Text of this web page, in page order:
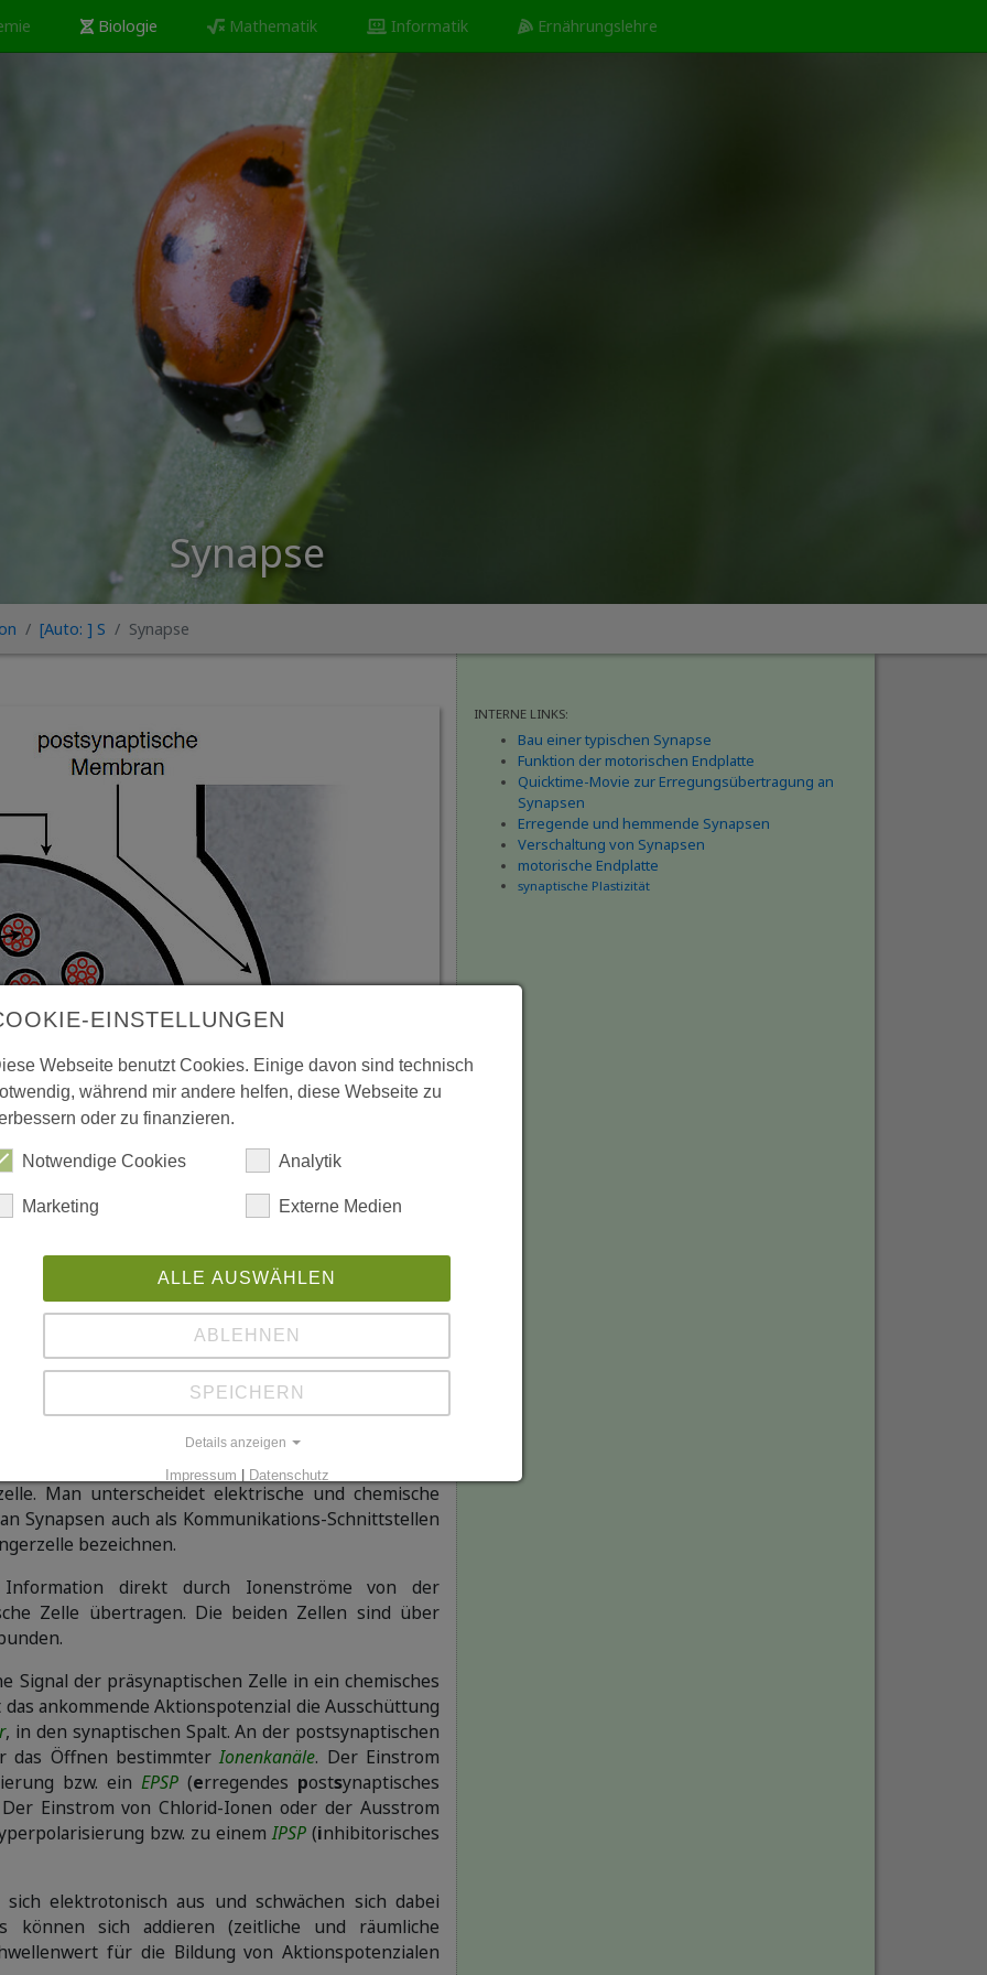
Biologie Mathematik Informatik Ernährungslehre
Synapse
[Auto: ] S Synapse
Nervenzellen oder zwischen einer Nervenzelle
Man unterscheidet elektrische und chemische
Synapsen auch als Kommunikations-Schnittstellen
bezeichnen.
direkt durch Ionenströme von der
Zelle übertragen. Die beiden Zellen sind über
Signal der präsynaptischen Zelle in ein chemisches
ankommende Aktionspotenzial die Ausschüttung
, in den synaptischen Spalt. An der postsynaptischen
das Öffnen bestimmterIonenkanäle. Der Einstrom
bzw. ein EPSP (erregendes postsynaptisches
Einstrom von Chlorid-Ionen oder der Ausstrom
bzw. zu einemIPSP(inhibitorisches
elektrotonisch aus und schwächen sich dabei
können sich addieren (zeitliche und räumliche
für die Bildung von Aktionspotenzialen
INTERNE LINKS:
Bau einer typischen Synapse
Funktion der motorischen Endplatte
Quicktime-Movie zur Erregungsübertragung an
Synapsen
Erregende und hemmende Synapsen
Verschaltung von Synapsen
motorische Endplatte
synaptische Plastizität
EINSTELLUNGEN
Webseite benutzt Cookies. Einige davon sind technisch
während mir andere helfen, diese Webseite zu
oder zu finanzieren.
Notwendige Cookies Analytik
Marketing Externe Medien
ALLE AUSWÄHLEN
ABLEHNEN
SPEICHERN
Details anzeigen
Impressum | Datenschutz